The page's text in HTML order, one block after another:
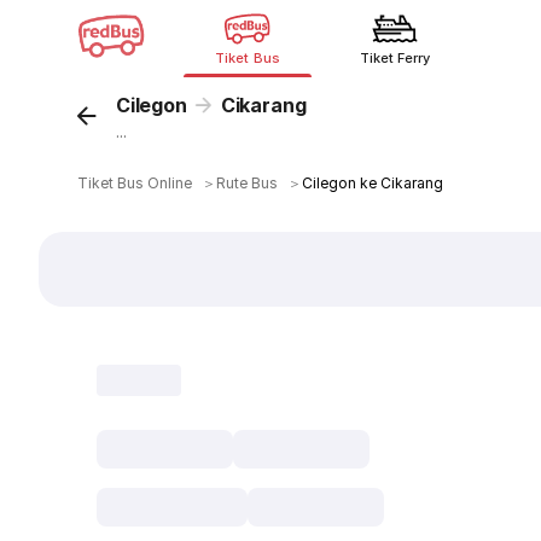
Tiket Bus Tiket Ferry
Cilegon Cikarang
...
Tiket Bus Online ＞ Rute Bus ＞Cilegon ke Cikarang